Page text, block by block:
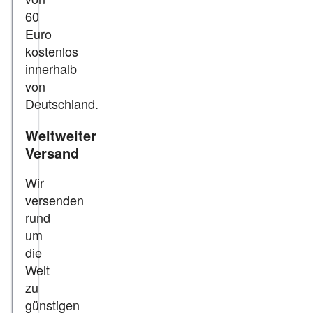
60
Euro
kostenlos
innerhalb
von
Deutschland.
Weltweiter
Versand
Wir
versenden
rund
um
die
Welt
zu
günstigen